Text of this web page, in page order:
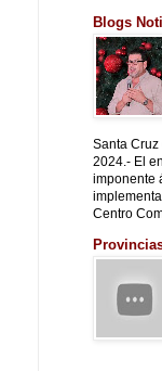
Blogs
Santa
2024.- El
imponente
Centro